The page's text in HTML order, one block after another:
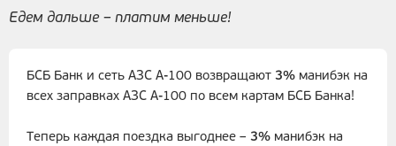
Едем дальше – платим меньше!
БСБ Банк и сеть АЗС А-100 возвращают 3% манибэк на
всех заправках АЗС А-100 по всем картам БСБ Банка!
Теперь каждая поездка выгоднее – 3% манибэк на